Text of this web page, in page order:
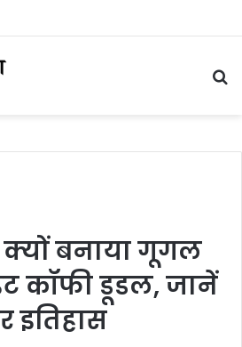
क्यों बनाया गूगल
कॉफी डूडल, जानें
इतिहास